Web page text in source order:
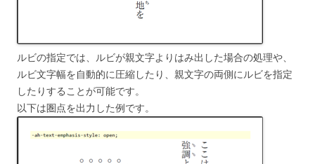
ルビの指定では、ルビが親文字よりはみ出した場合の処理や、
ルビ文字幅を自動的に圧縮したり、親文字の両側にルビを指定
したりすることが可能です。
以下は圏点を出力した例です。